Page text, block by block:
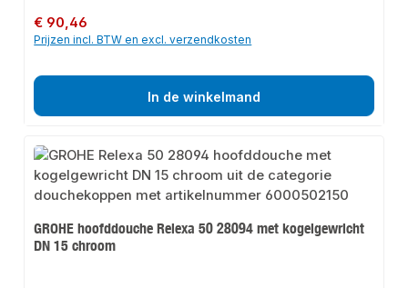
Normale prijs:
€ 90,46
Prijzen incl. BTW en excl. verzendkosten
In de winkelmand
GROHE hoofddouche Relexa 50 28094 met kogelgewricht
DN 15 chroom